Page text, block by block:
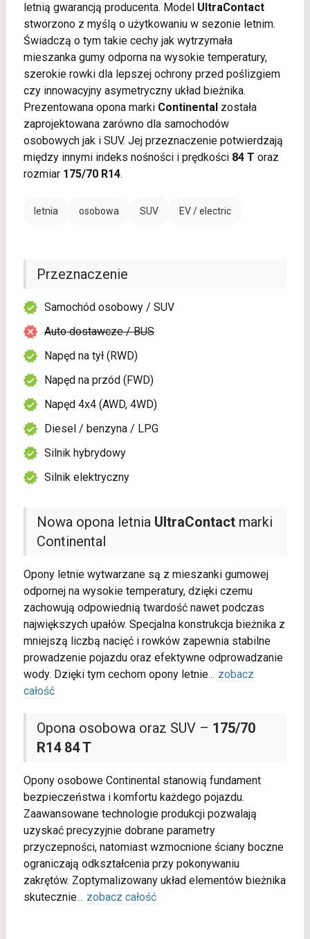
letnią gwarancją producenta. Model UltraContact
stworzono z myślą o użytkowaniu w sezonie letnim.
Świadczą o tym takie cechy jak wytrzymała
mieszanka gumy odporna na wysokie temperatury,
szerokie rowki dla lepszej ochrony przed poślizgiem
czy innowacyjny asymetryczny układ bieżnika.
Prezentowana opona marki Continentalzostała
zaprojektowana zarówno dla samochodów
osobowych jak i SUV. Jej przeznaczenie potwierdzają
między innymi indeks nośności i prędkości 84 T oraz
rozmiar 175/70 R14.
letnia osobowa SUV EV / electric
Nowa opona letnia UltraContactmarki
Continental
Opony letnie wytwarzane są z mieszanki gumowej
odpornej na wysokie temperatury, dzięki czemu
zachowują odpowiednią twardość nawet podczas
największych upałów. Specjalna konstrukcja bieżnika z
mniejszą liczbą nacięć i rowków zapewnia stabilne
prowadzenie pojazdu oraz efektywne odprowadzanie
wody. Dzięki tym cechom opony letnie... zobacz
całość
Opona osobowa oraz SUV – 175/70
R14 84 T
Opony osobowe Continental stanowią fundament
bezpieczeństwa i komfortu każdego pojazdu.
Zaawansowane technologie produkcji pozwalają
uzyskać precyzyjnie dobrane parametry
przyczepności, natomiast wzmocnione ściany boczne
ograniczają odkształcenia przy pokonywaniu
zakrętów. Zoptymalizowany układ elementów bieżnika
skutecznie... zobacz całość
Przeznaczenie
Samochód osobowy / SUV
Auto dostawcze / BUS
Napęd na tył (RWD)
Napęd na przód (FWD)
Napęd 4x4 (AWD, 4WD)
Diesel / benzyna / LPG
Silnik hybrydowy
Silnik elektryczny